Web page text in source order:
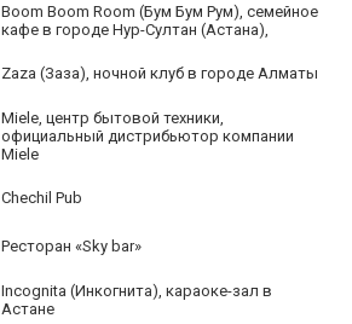
Boom Boom Room (Бум Бум Рум), семейное
кафе в городе Нур-Султан (Астана),
Zaza (Заза), ночной клуб в городе Алматы
Miele, центр бытовой техники,
официальный дистрибьютор компании
Miele
Chechil Pub
Ресторан «Sky bar»
Incognita (Инкогнита), караоке-зал в
Астане